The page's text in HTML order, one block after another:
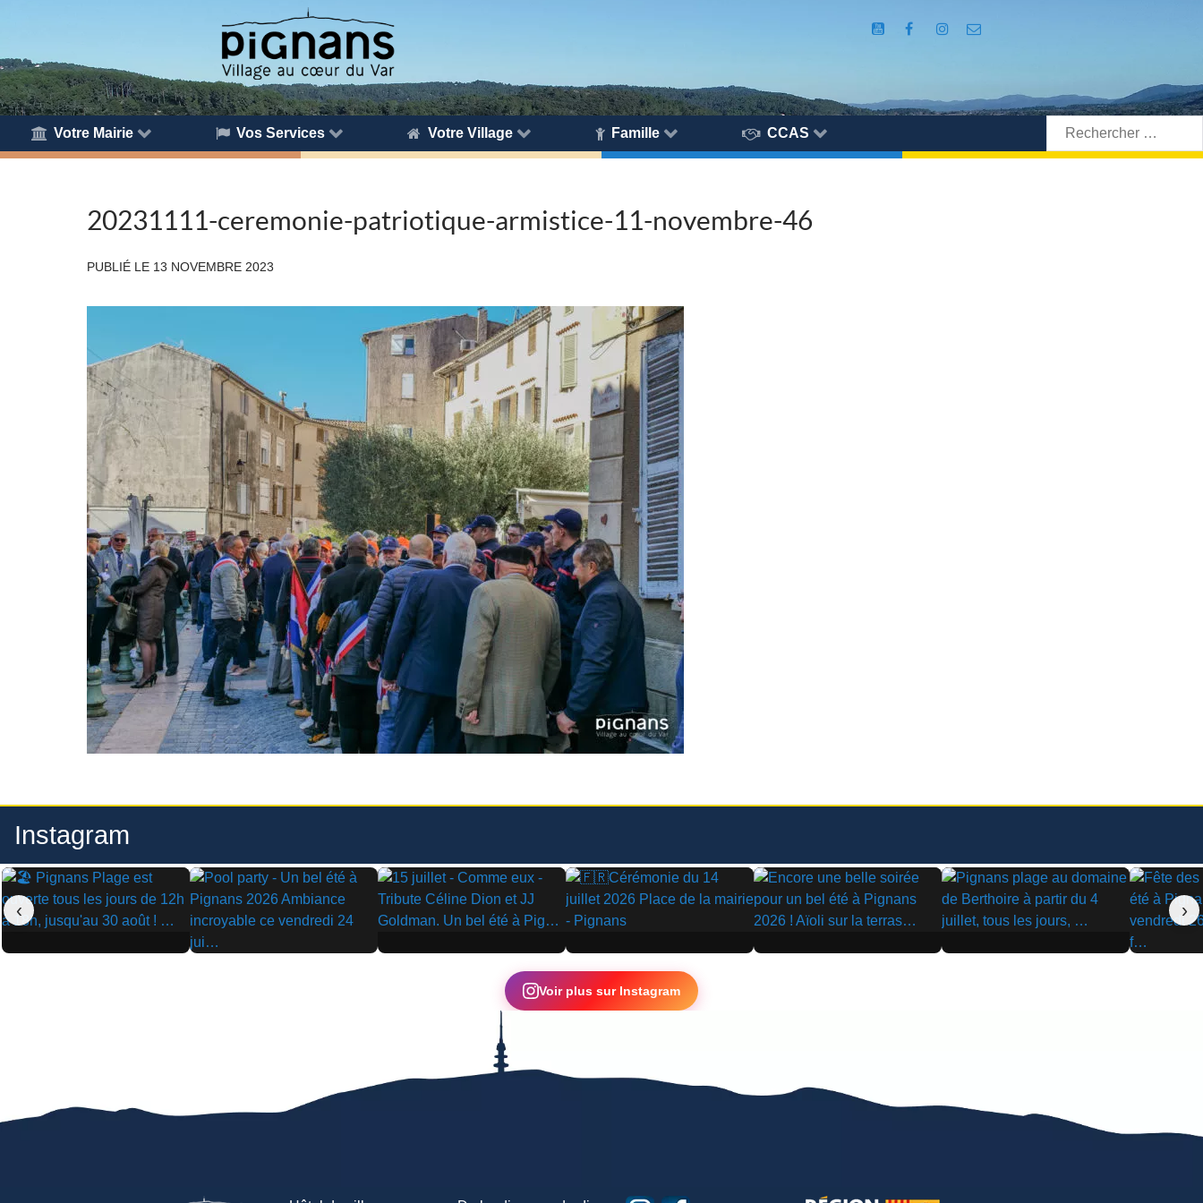
Votre Mairie Vos Services Votre Village Famille CCAS
Rechercher:
20231111-ceremonie-patriotique-armistice-11-novembre-46
PUBLIÉ LE 13 NOVEMBRE 2023
Instagram
▶
▶
▶ ▶ ▶ ▶
▶
‹ ›
Voir plus sur Instagram